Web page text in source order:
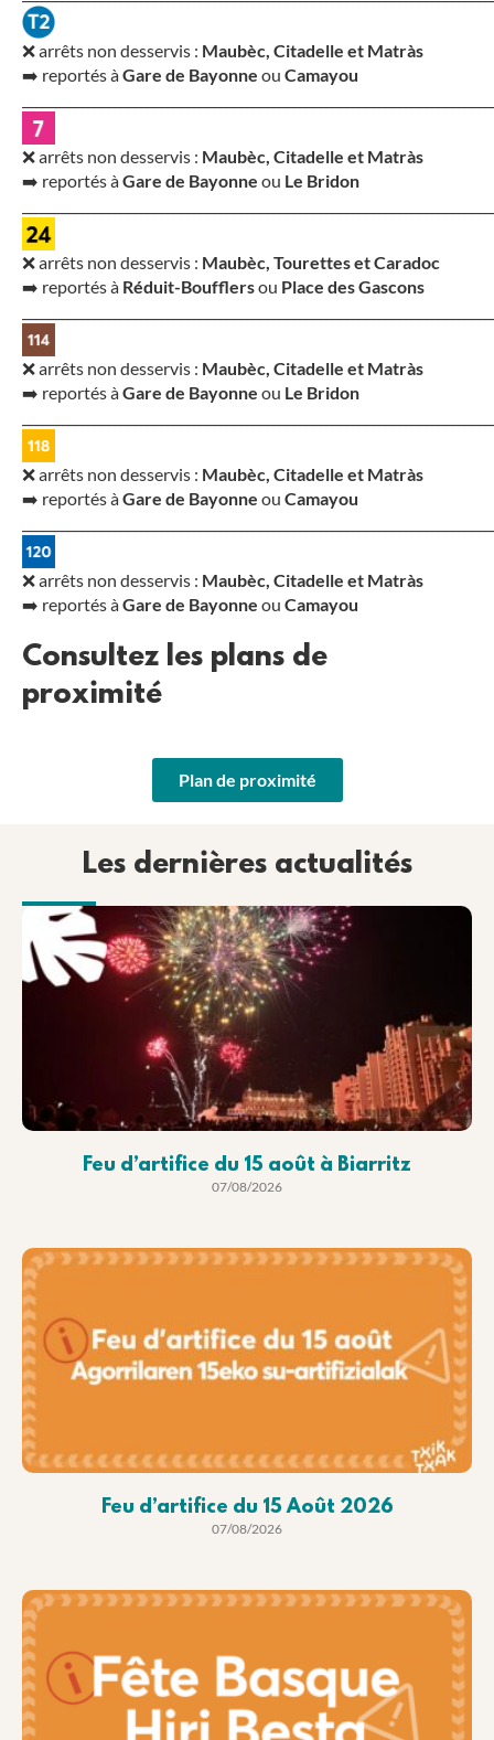
❌ arrêts non desservis : Maubèc, Citadelle et Matràs
➡️ reportés àGare de Bayonne ou Camayou
❌ arrêts non desservis : Maubèc, Citadelle et Matràs
➡️ reportés àGare de Bayonne ou Le Bridon
❌ arrêts non desservis : Maubèc, Tourettes et Caradoc
➡️ reportés à Réduit-Boufflersou Place des Gascons
❌ arrêts non desservis : Maubèc, Citadelle et Matràs
➡️ reportés àGare de Bayonne ou Le Bridon
❌ arrêts non desservis : Maubèc, Citadelle et Matràs
➡️ reportés àGare de Bayonne ou Camayou
❌ arrêts non desservis : Maubèc, Citadelle et Matràs
➡️ reportés àGare de Bayonne ou Camayou
Consultez les plans de
proximité
Plan de proximité
Les dernières actualités
Feu d’artifice du 15 août à Biarritz
07/08/2026
Feu d’artifice du 15 Août 2026
07/08/2026